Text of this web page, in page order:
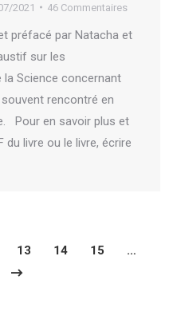
2021 46 Commentaires
préfacé par Natacha et
sur les
Science concernant
rencontré en
Pour en savoir plus et
du livre ou le livre, écrire
13 14 15
…